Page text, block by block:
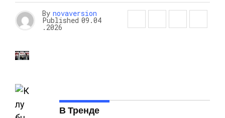
By novaversion
Published 09.04
.2026
В Тренде